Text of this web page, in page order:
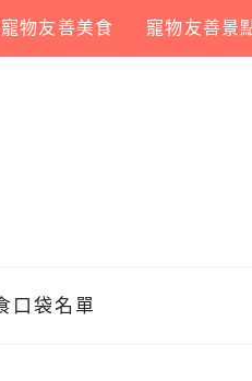
寵物友善美食 寵物友善景
口袋名單